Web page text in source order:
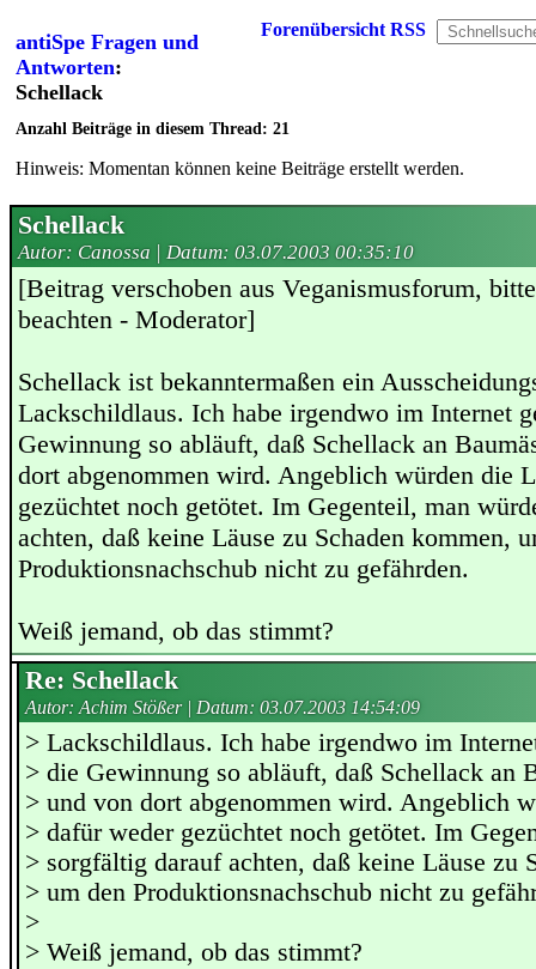
Forenübersicht RSS
antiSpe Fragen und
Antworten:
Schellack
Anzahl Beiträge in diesem Thread: 21
Hinweis: Momentan können keine Beiträge erstellt werden.
Schellack
Autor: Canossa | Datum: 03.07.2003 00:35:10
[Beitrag verschoben aus Veganismusforum,
beachten - Moderator]
Schellack ist bekanntermaßen ein
Lackschildlaus. Ich habe irgendwo im Internet
Gewinnung so abläuft, daß Schellack an
dort abgenommen wird. Angeblich würden die
gezüchtet noch getötet. Im Gegenteil, man
achten, daß keine Läuse zu Schaden kommen,
Produktionsnachschub nicht zu gefährden.
Weiß jemand, ob das stimmt?
Re: Schellack
Autor: Achim Stößer | Datum: 03.07.2003 14:54:09
> Lackschildlaus. Ich habe irgendwo im
> die Gewinnung so abläuft, daß Schellack an
> und von dort abgenommen wird. Angeblich
> dafür weder gezüchtet noch getötet. Im
> sorgfältig darauf achten, daß keine Läuse zu
> um den Produktionsnachschub nicht zu
>
> Weiß jemand, ob das stimmt?